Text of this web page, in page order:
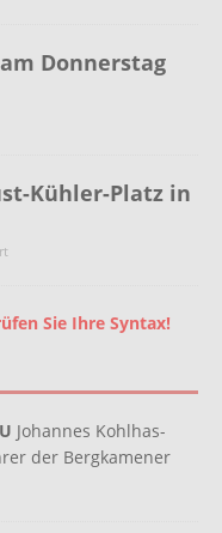
Donnerstag
Kühler-Platz in
Sie Ihre Syntax!
Johannes Kohlhas-
der Bergkamener